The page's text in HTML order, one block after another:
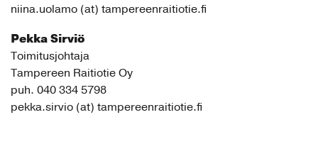
niina.uolamo (at) tampereenraitiotie.fi
Pekka Sirviö
Toimitusjohtaja
Tampereen Raitiotie Oy
puh. 040 334 5798
pekka.sirvio (at) tampereenraitiotie.fi